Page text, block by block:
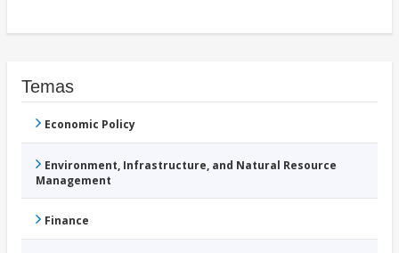
Temas
Economic Policy
Environment, Infrastructure, and Natural Resource
Management
Finance